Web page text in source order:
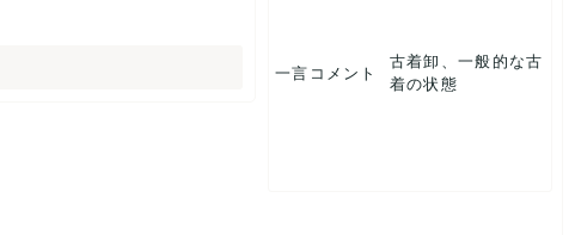
一言コメント
古着卸、一般的な古
着の状態